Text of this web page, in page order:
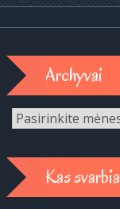
Archyvai
Archyvai
Kas